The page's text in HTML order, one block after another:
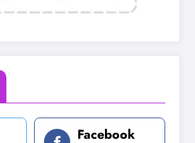
Facebook